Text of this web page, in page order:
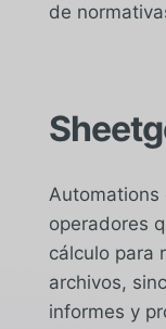
de
Automations
operadores
cálculo para
archivos,
informes y